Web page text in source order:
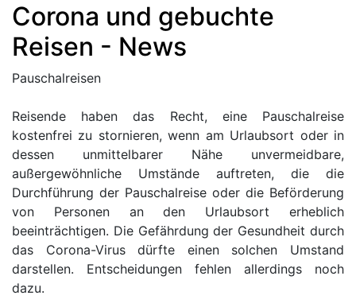
Corona und gebuchte
Reisen - News
Pauschalreisen
Reisende haben das Recht, eine Pauschalreise
kostenfrei zu stornieren, wenn am Urlaubsort oder in
dessen unmittelbarer Nähe unvermeidbare,
außergewöhnliche Umstände auftreten, die die
Durchführung der Pauschalreise oder die Beförderung
von Personen an den Urlaubsort erheblich
beeinträchtigen. Die Gefährdung der Gesundheit durch
das Corona-Virus dürfte einen solchen Umstand
darstellen. Entscheidungen fehlen allerdings noch
dazu.